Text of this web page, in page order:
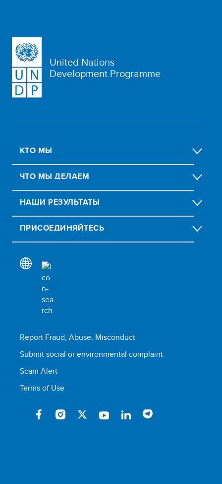
United Nations
Development Programme
КТО МЫ
ЧТО МЫ ДЕЛАЕМ
НАШИ РЕЗУЛЬТАТЫ
ПРИСОЕДИНЯЙТЕСЬ
Report Fraud, Abuse, Misconduct
Submit social or environmental complaint
Scam Alert
Terms of Use